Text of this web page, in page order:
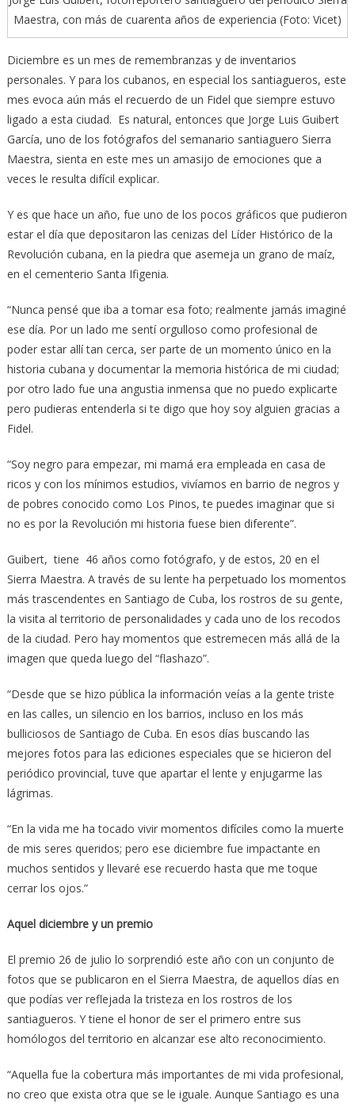
Maestra, con más de cuarenta años de experiencia (Foto: Vicet)
Diciembre es un mes de remembranzas y de inventarios
personales. Y para los cubanos, en especial los santiagueros, este
mes evoca aún más el recuerdo de un Fidel que siempre estuvo
ligado a esta ciudad. Es natural, entonces que Jorge Luis Guibert
García, uno de los fotógrafos del semanario santiaguero Sierra
Maestra, sienta en este mes un amasijo de emociones que a
veces le resulta difícil explicar.
Y es que hace un año, fue uno de los pocos gráficos que pudieron
estar el día que depositaron las cenizas del Líder Histórico de la
Revolución cubana, en la piedra que asemeja un grano de maíz,
en el cementerio Santa Ifigenia.
“Nunca pensé que iba a tomar esa foto; realmente jamás imaginé
ese día. Por un lado me sentí orgulloso como profesional de
poder estar allí tan cerca, ser parte de un momento único en la
historia cubana y documentar la memoria histórica de mi ciudad;
por otro lado fue una angustia inmensa que no puedo explicarte
pero pudieras entenderla si te digo que hoy soy alguien gracias a
Fidel.
“Soy negro para empezar, mi mamá era empleada en casa de
ricos y con los mínimos estudios, vivíamos en barrio de negros y
de pobres conocido como Los Pinos, te puedes imaginar que si
no es por la Revolución mi historia fuese bien diferente”.
Guibert, tiene 46 años como fotógrafo, y de estos, 20 en el
Sierra Maestra. A través de su lente ha perpetuado los momentos
más trascendentes en Santiago de Cuba, los rostros de su gente,
la visita al territorio de personalidades y cada uno de los recodos
de la ciudad. Pero hay momentos que estremecen más allá de la
imagen que queda luego del “flashazo”.
“Desde que se hizo pública la información veías a la gente triste
en las calles, un silencio en los barrios, incluso en los más
bulliciosos de Santiago de Cuba. En esos días buscando las
mejores fotos para las ediciones especiales que se hicieron del
periódico provincial, tuve que apartar el lente y enjugarme las
lágrimas.
“En la vida me ha tocado vivir momentos difíciles como la muerte
de mis seres queridos; pero ese diciembre fue impactante en
muchos sentidos y llevaré ese recuerdo hasta que me toque
cerrar los ojos.”
Aquel diciembre y un premio
El premio 26 de julio lo sorprendió este año con un conjunto de
fotos que se publicaron en el Sierra Maestra, de aquellos días en
que podías ver reflejada la tristeza en los rostros de los
santiagueros. Y tiene el honor de ser el primero entre sus
homólogos del territorio en alcanzar ese alto reconocimiento.
“Aquella fue la cobertura más importantes de mi vida profesional,
no creo que exista otra que se le iguale. Aunque Santiago es una